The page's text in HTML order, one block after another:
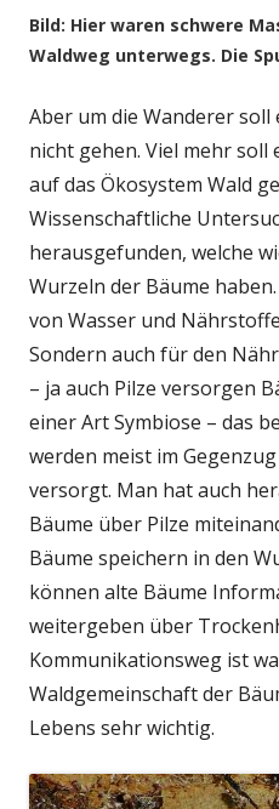
Bild: Hier waren schwere
Waldweg unterwegs. Die
Aber um die Wanderer
nicht gehen. Viel mehr soll
auf das Ökosystem Wald
Wissenschaftliche
herausgefunden, welche
Wurzeln der Bäume
von Wasser und
Sondern auch für den
– ja auch Pilze versorgen
einer Art Symbiose – das
werden meist im
versorgt. Man hat auch
Bäume über Pilze
Bäume speichern in den
können alte Bäume
weitergeben über
Kommunikationsweg ist
Waldgemeinschaft der
Lebens sehr wichtig.